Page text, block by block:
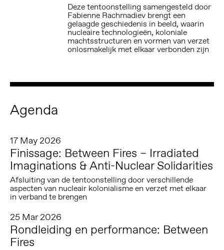
Deze tentoonstelling samengesteld door
Fabienne Rachmadiev brengt een
gelaagde geschiedenis in beeld, waarin
nucleaire technologieën, koloniale
machtsstructuren en vormen van verzet
onlosmakelijk met elkaar verbonden zijn
Agenda
17 May 2026
Finissage: Between Fires – Irradiated
Imaginations & Anti-Nuclear Solidarities
Afsluiting van de tentoonstelling door verschillende
aspecten van nucleair kolonialisme en verzet met elkaar
in verband te brengen
25 Mar 2026
Rondleiding en performance: Between
Fires